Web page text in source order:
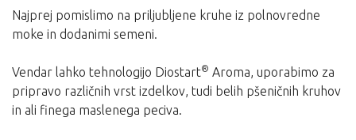
Najprej pomislimo na priljubljene kruhe iz polnovredne
moke in dodanimi semeni.
Vendar lahko tehnologijo Diostart® Aroma, uporabimo za
pripravo različnih vrst izdelkov, tudi belih pšeničnih kruhov
in ali finega maslenega peciva.